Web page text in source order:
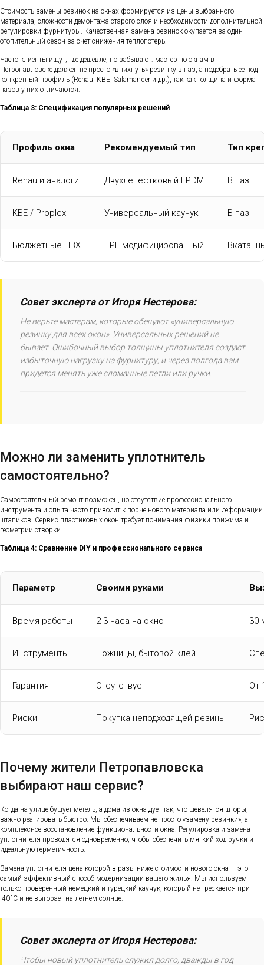
Стоимость замены резинок на окнах формируется из цены выбранного
материала, сложности демонтажа старого слоя и необходимости дополнительной
регулировки фурнитуры. Качественная замена резинок окупается за один
отопительный сезон за счет снижения теплопотерь.
Часто клиенты ищут, где дешевле, но забывают: мастер по окнам в
Петропавловске должен не просто «впихнуть» резинку в паз, а подобрать её под
конкретный профиль (Rehau, KBE, Salamander и др.), так как толщина и форма
пазов у них отличаются.
Таблица 3: Спецификация популярных решений
Профиль окна Рекомендуемый тип Тип
Rehau и аналоги Двухлепестковый EPDM В паз
KBE / Proplex Универсальный каучук В паз
Бюджетные ПВХ TPE модифицированный
Совет эксперта от Игоря Нестерова:
Не верьте мастерам, которые обещают «универсальную
резинку для всех окон». Универсальных решений не
бывает. Ошибочный выбор толщины уплотнителя создаст
избыточную нагрузку на фурнитуру, и через полгода вам
придется менять уже сломанные петли или ручки.
Можно ли заменить уплотнитель
самостоятельно?
Самостоятельный ремонт возможен, но отсутствие профессионального
инструмента и опыта часто приводит к порче нового материала или деформации
штапиков. Сервис пластиковых окон требует понимания физики прижима и
геометрии створки.
Таблица 4: Сравнение DIY и профессионального сервиса
Параметр Своими руками
Время работы 2-3 часа на окно 30
Инструменты Ножницы, бытовой клей
Гарантия Отсутствует От
Риски Покупка неподходящей резины
Почему жители Петропавловска
выбирают наш сервис?
Когда на улице бушует метель, а дома из окна дует так, что шевелятся шторы,
важно реагировать быстро. Мы обеспечиваем не просто «замену резинки», а
комплексное восстановление функциональности окна. Регулировка и замена
уплотнителя проводятся одновременно, чтобы обеспечить мягкий ход ручки и
идеальную герметичность.
Замена уплотнителя цена которой в разы ниже стоимости нового окна — это
самый эффективный способ модернизации вашего жилья. Мы используем
только проверенный немецкий и турецкий каучук, который не трескается при
-40°C и не выгорает на летнем солнце.
Совет эксперта от Игоря Нестерова:
Чтобы новый уплотнитель служил долго, дважды в год